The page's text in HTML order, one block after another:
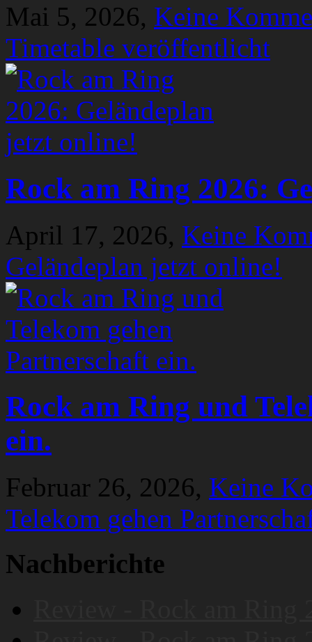
Mai 5, 2026, Keine
Timetable veröffentlicht
Rock am Ring 2026:
April 17, 2026, Keine
Geländeplan jetzt online!
Rock am Ring und
ein.
Februar 26, 2026, Keine
Telekom gehen
Nachberichte